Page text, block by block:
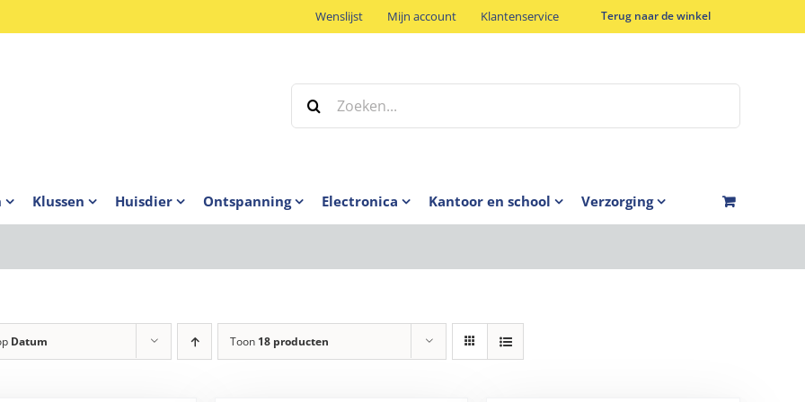
Wenslijst Mijn account Klantenservice Terug naar de winkel
Zoeken
naar:
Klussen Huisdier Ontspanning Electronica Kantoor en school Verzorging
Datum Toon 18 producten